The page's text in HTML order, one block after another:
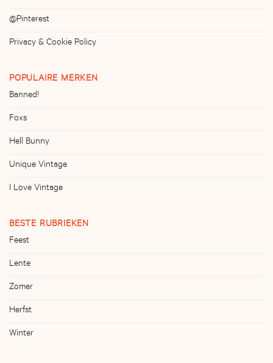
@Pinterest
Privacy & Cookie Policy
POPULAIRE MERKEN
Banned!
Foxs
Hell Bunny
Unique Vintage
I Love Vintage
BESTE RUBRIEKEN
Feest
Lente
Zomer
Herfst
Winter